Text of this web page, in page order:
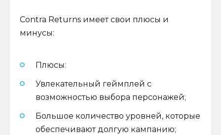
Contra Returns имеет свои плюсы и
минусы:
Плюсы:
Увлекательный геймплей с
возможностью выбора персонажей;
Большое количество уровней, которые
обеспечивают долгую кампанию;